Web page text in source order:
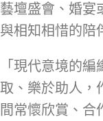
藝壇盛會、婚宴
與相知相惜的陪
「現代意境的
取、樂於助人，
間常懷欣賞、合